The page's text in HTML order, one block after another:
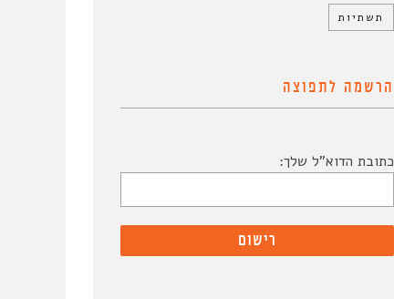
תשתיות
הרשמה לתפוצה
כתובת הדוא"ל שלך: